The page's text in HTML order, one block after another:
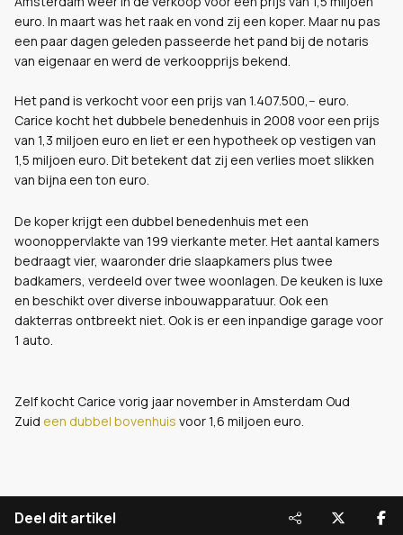
euro. In maart was het raak en vond zij een koper. Maar nu pas
een paar dagen geleden passeerde het pand bij de notaris
van eigenaar en werd de verkoopprijs bekend.
Het pand is verkocht voor een prijs van 1.407.500,-- euro.
Carice kocht het dubbele benedenhuis in 2008 voor een prijs
van 1,3 miljoen euro en liet er een hypotheek op vestigen van
1,5 miljoen euro. Dit betekent dat zij een verlies moet slikken
van bijna een ton euro.
De koper krijgt een dubbel benedenhuis met een
woonoppervlakte van 199 vierkante meter. Het aantal kamers
bedraagt vier, waaronder drie slaapkamers plus twee
badkamers, verdeeld over twee woonlagen. De keuken is luxe
en beschikt over diverse inbouwapparatuur. Ook een
dakterras ontbreekt niet. Ook is er een inpandige garage voor
1 auto.
Zelf kocht Carice vorig jaar november in Amsterdam Oud
Zuid een dubbel bovenhuis voor 1,6 miljoen euro.
Deel dit artikel